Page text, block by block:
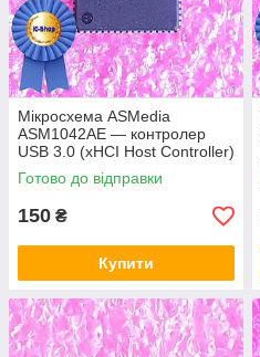
Мікросхема ASMedia
ASM1042AE — контролер
USB 3.0 (xHCI Host Controller)
Готово до відправки
150 ₴
Купити